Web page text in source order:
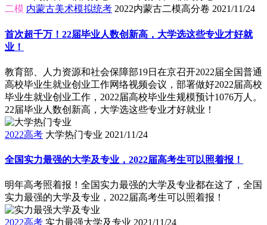
二模 内蒙古美术模拟统考 2022内蒙古二模高分卷 2021/11/24
首次超千万！22届毕业人数创新高，大学选这些专业才好就
业！
​教育部、人力资源和社会保障部19日在京召开2022届全国普通
高校毕业生就业创业工作网络视频会议，部署做好2022届高校
毕业生就业创业工作，2022届高校毕业生规模预计1076万人。
22届毕业人数创新高，大学选这些专业才好就业！
2022高考 大学热门专业 2021/11/24
全国实力最强的大学及专业，2022届高考生可以照着报！
明年高考照着报！全国实力最强的大学及专业都在这了，全国
实力最强的大学及专业，2022届高考生可以照着报！
2022高考 实力最强大学及专业 2021/11/24